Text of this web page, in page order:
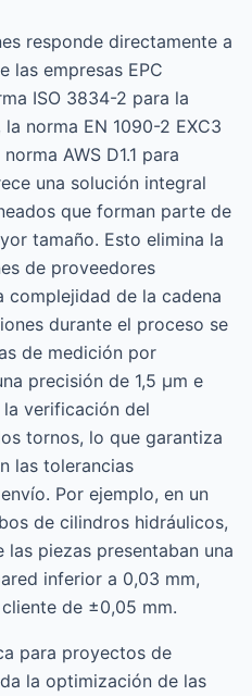
responde directamente a
las empresas EPC
ISO 3834-2 para la
norma EN 1090-2 EXC3
AWS D1.1 para
una solución integral
que forman parte de
tamaño. Esto elimina la
de proveedores
complejidad de la cadena
durante el proceso se
de medición por
precisión de 1,5 μm e
verificación del
tornos, lo que garantiza
las tolerancias
Por ejemplo, en un
de cilindros hidráulicos,
piezas presentaban una
inferior a 0,03 mm,
de ±0,05 mm.
para proyectos de
la optimización de las